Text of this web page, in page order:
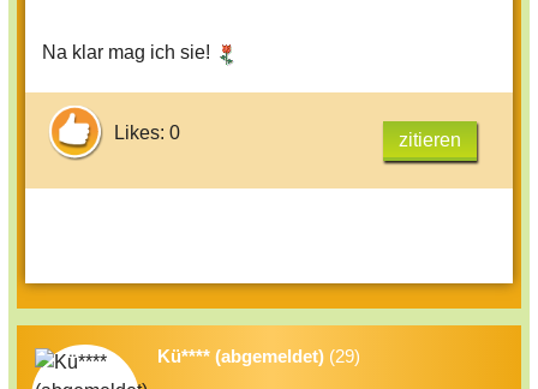
Na klar mag ich sie!
Likes: 0 zitieren
Kü**** (abgemeldet) (29)